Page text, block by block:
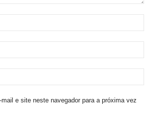
e site neste navegador para a próxima vez